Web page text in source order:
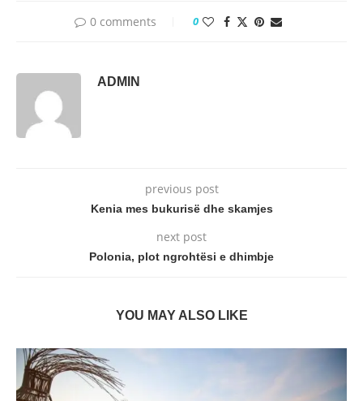
0 comments 0
ADMIN
previous post
Kenia mes bukurisë dhe skamjes
next post
Polonia, plot ngrohtësi e dhimbje
YOU MAY ALSO LIKE